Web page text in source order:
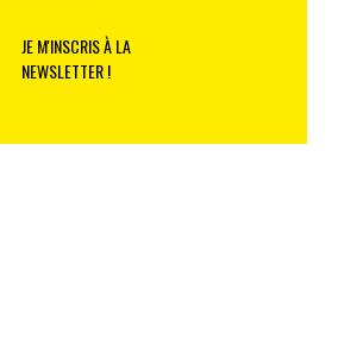
JE M'INSCRIS À LA
NEWSLETTER !